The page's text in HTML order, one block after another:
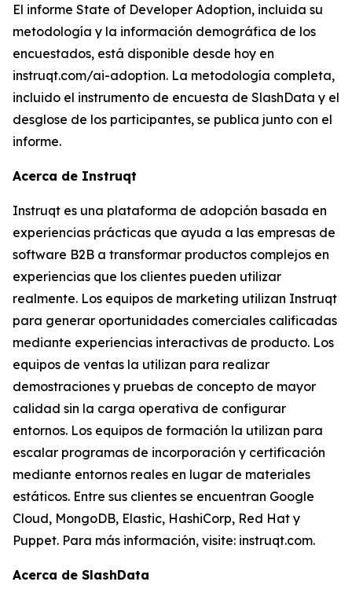
El informe State of Developer Adoption, incluida su
metodología y la información demográfica de los
encuestados, está disponible desde hoy en
instruqt.com/ai-adoption. La metodología completa,
incluido el instrumento de encuesta de SlashData y el
desglose de los participantes, se publica junto con el
informe.
Acerca de Instruqt
Instruqt es una plataforma de adopción basada en
experiencias prácticas que ayuda a las empresas de
software B2B a transformar productos complejos en
experiencias que los clientes pueden utilizar
realmente. Los equipos de marketing utilizan Instruqt
para generar oportunidades comerciales calificadas
mediante experiencias interactivas de producto. Los
equipos de ventas la utilizan para realizar
demostraciones y pruebas de concepto de mayor
calidad sin la carga operativa de configurar
entornos. Los equipos de formación la utilizan para
escalar programas de incorporación y certificación
mediante entornos reales en lugar de materiales
estáticos. Entre sus clientes se encuentran Google
Cloud, MongoDB, Elastic, HashiCorp, Red Hat y
Puppet. Para más información, visite: instruqt.com.
Acerca de SlashData